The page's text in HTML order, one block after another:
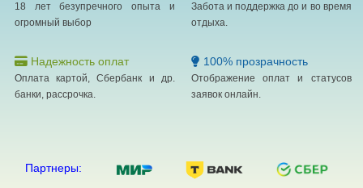
18 лет безупречного опыта и
огромный выбор
Забота и поддержка до и во время
отдыха.
Надежность оплат
Оплата картой, Сбербанк и др.
банки, рассрочка.
100% прозрачность
Отображение оплат и статусов
заявок онлайн.
Партнеры: